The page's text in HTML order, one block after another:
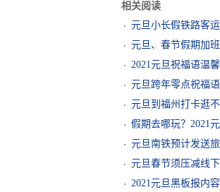
相关阅读
元旦小长假铁路客
元旦、春节假期加
2021元旦祝福语温
元旦跨年零点祝福
元旦到福州打卡逛
假期去哪玩？2021
元旦南铁预计发送
元旦春节须压减线
2021元旦黑板报内